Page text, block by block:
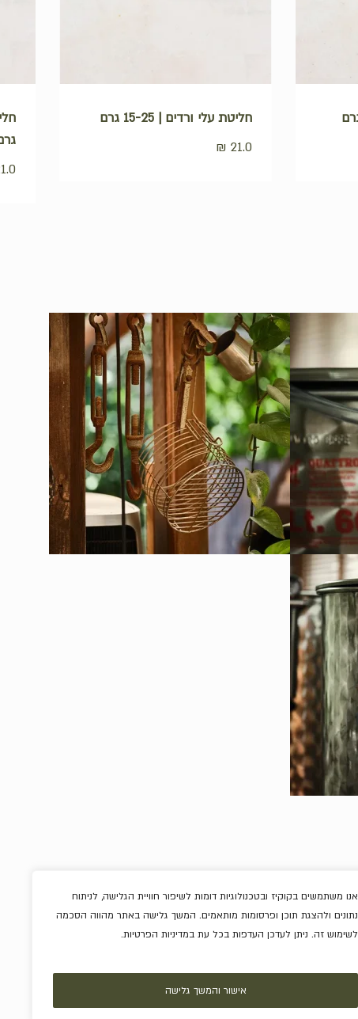
אנו משתמשים בקוקיז ובטכנולוגיות דומות לשיפור חוויית הגלישה, לניתוח
נתונים ולהצגת תוכן ופרסומות מותאמים. המשך גלישה באתר מהווה הסכמה
לשימוש זה. ניתן לעדכן העדפות בכל עת במדיניות הפרטיות.
אישור והמשך גלישה
חליטת עלי ורדים | 15-25 גרם
₪ 21.0
ריבות וממרחים
שוקולדים
מארזים